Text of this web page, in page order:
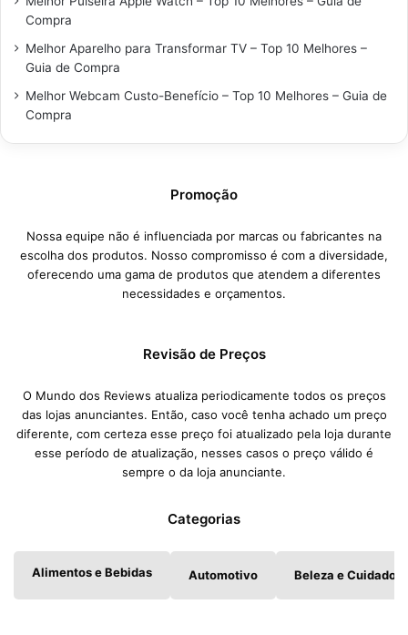
Compra
Melhor Aparelho para Transformar TV – Top 10 Melhores –
Guia de Compra
Melhor Webcam Custo-Benefício – Top 10 Melhores – Guia de
Compra
Promoção
Nossa equipe não é influenciada por marcas ou fabricantes na
escolha dos produtos. Nosso compromisso é com a diversidade,
oferecendo uma gama de produtos que atendem a diferentes
necessidades e orçamentos.
Revisão de Preços
O Mundo dos Reviews atualiza periodicamente todos os preços
das lojas anunciantes. Então, caso você tenha achado um preço
diferente, com certeza esse preço foi atualizado pela loja durante
esse período de atualização, nesses casos o preço válido é
sempre o da loja anunciante.
Categorias
Alimentos e Bebidas Automotivo Beleza e Cuidados